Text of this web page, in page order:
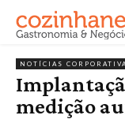
NOTÍCIAS
medição